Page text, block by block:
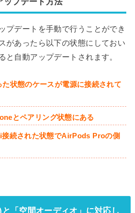
プデートを手動で行うことができ
があったら以下の状態にしておい
と自動アップデートされます。
状態のケースが電源に接続されて
とペアリング状態にある
続された状態でAirPods Proの側
「空間オーディオ」に対応し